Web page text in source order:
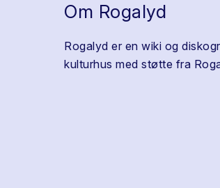
Om Rogalyd
Rogalyd er en wiki og
kulturhus med støtte fra